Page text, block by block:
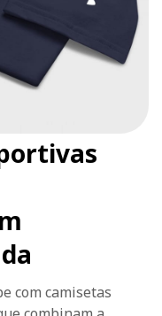
com camisetas